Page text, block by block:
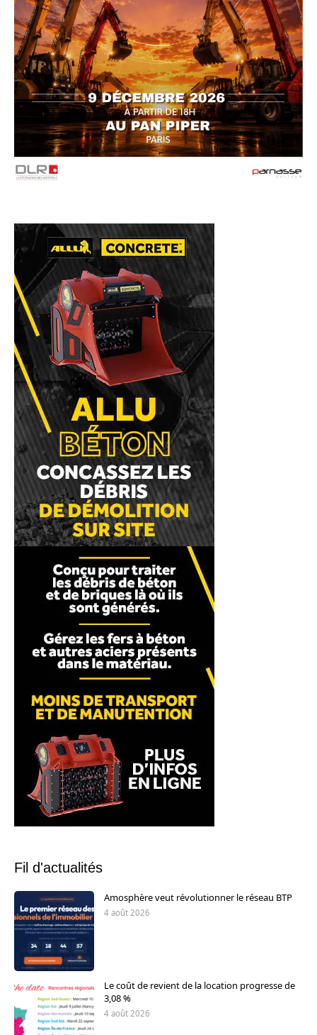
Fil d'actualités
Amosphère veut révolutionner le réseau BTP
4 août 2026
Le coût de revient de la location progresse de
3,08 %
4 août 2026